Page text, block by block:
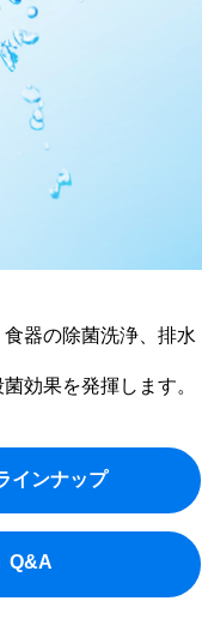
器の除菌洗浄、排水
効果を発揮します。
インナップ
Q&A